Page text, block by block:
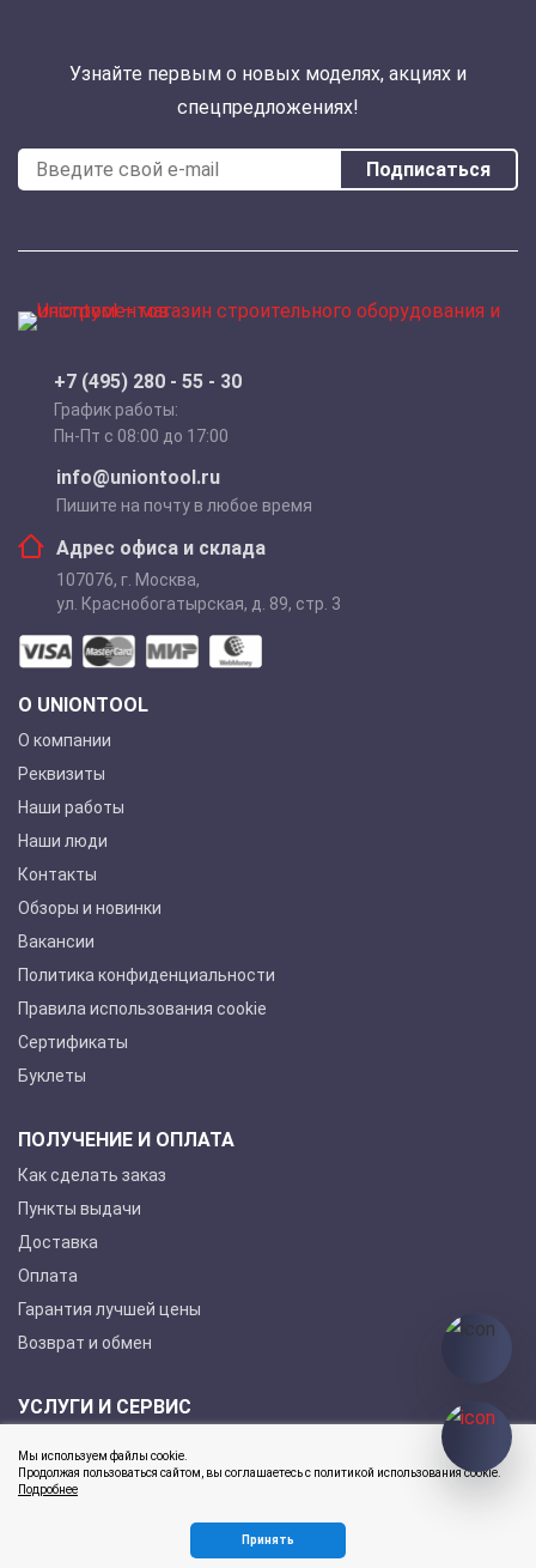
Узнайте первым о новых моделях, акциях и
спецпредложениях!
Подписаться
+7 (495) 280 - 55 - 30
График работы:
Пн-Пт с 08:00 до 17:00
info@uniontool.ru
Пишите на почту в любое время
Адрес офиса и склада
107076, г. Москва,
ул. Краснобогатырская, д. 89, стр. 3
О UNIONTOOL
О компании
Реквизиты
Наши работы
Наши люди
Контакты
Обзоры и новинки
Вакансии
Политика конфиденциальности
Правила использования cookie
Сертификаты
Буклеты
ПОЛУЧЕНИЕ И ОПЛАТА
Как сделать заказ
Пункты выдачи
Доставка
Оплата
Гарантия лучшей цены
Возврат и обмен
УСЛУГИ И СЕРВИС
Гарантийное обслуживание
2026 © ЮнионТул Все права защищены
Мы используем файлы cookie.
Продолжая пользоваться сайтом, вы соглашаетесь с политикой использования cookie.
Подробнее
Принять